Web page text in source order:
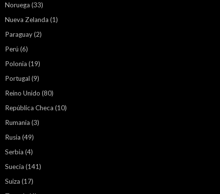
Noruega (33)
Nueva Zelanda (1)
Paraguay(2)
Perú (6)
Polonia (19)
Portugal (9)
Reino Unido (80)
República Checa (10)
Rumania (3)
Rusia (49)
Serbia (4)
Suecia (141)
Suiza (17)